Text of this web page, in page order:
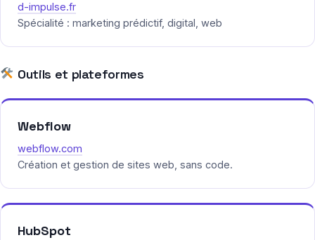
d-impulse.fr
Spécialité : marketing prédictif, digital, web
Outils et plateformes
Webflow
webflow.com
Création et gestion de sites web, sans code.
HubSpot